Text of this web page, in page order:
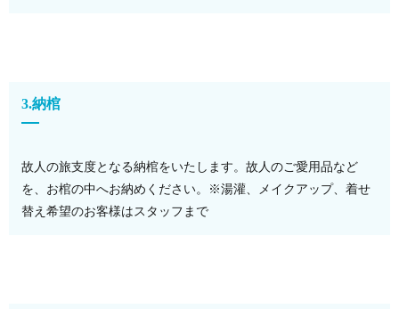
3.納棺
故人の旅支度となる納棺をいたします。故人のご愛用品など
を、お棺の中へお納めください。※湯灌、メイクアップ、着せ
替え希望のお客様はスタッフまで